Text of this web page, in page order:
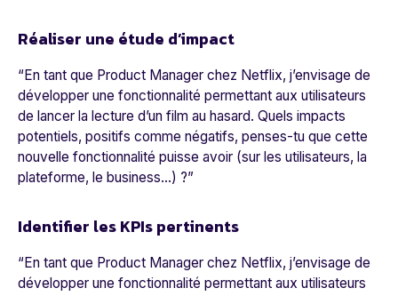
Réaliser une étude d’impact
“En tant que Product Manager chez Netflix, j’envisage de
développer une fonctionnalité permettant aux utilisateurs
de lancer la lecture d’un film au hasard. Quels impacts
potentiels, positifs comme négatifs, penses-tu que cette
nouvelle fonctionnalité puisse avoir (sur les utilisateurs, la
plateforme, le business…) ?”
Identifier les KPIs pertinents
“En tant que Product Manager chez Netflix, j’envisage de
développer une fonctionnalité permettant aux utilisateurs